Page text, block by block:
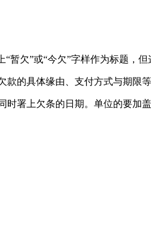
欠”或“今欠”字样作为标题，但
的具体缘由、支付方式与期限等
署上欠条的日期。单位的要加